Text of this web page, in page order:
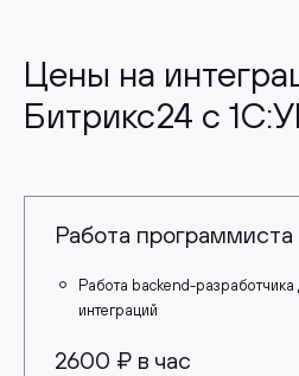
Цены на
Битрикс24 с
Работа программиста
Работа backend-разработчика
интеграций
2600 ₽ в час